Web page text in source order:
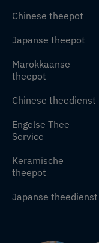
Chinese theepot
Japanse theepot
Marokkaanse
theepot
Chinese theedienst
Engelse Thee
Service
Keramische
theepot
Japanse theedienst